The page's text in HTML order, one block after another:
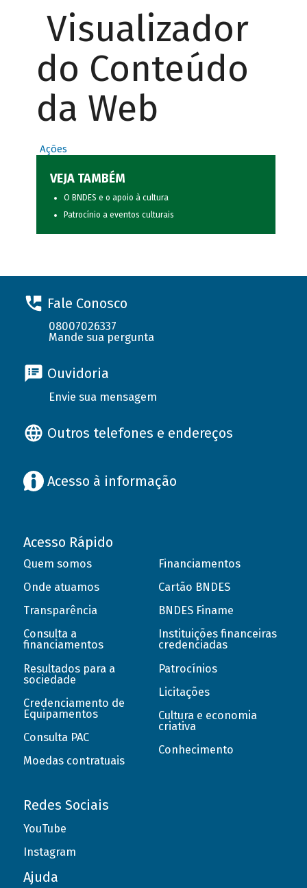
Visualizador
do Conteúdo
da Web
Ações
VEJA TAMBÉM
O BNDES e o apoio à cultura
Patrocínio a eventos culturais
Fale Conosco
08007026337
Mande sua pergunta
Ouvidoria
Envie sua mensagem
Outros telefones e endereços
Acesso à informação
Acesso Rápido
Quem somos
Onde atuamos
Transparência
Consulta a
financiamentos
Resultados para a
sociedade
Credenciamento de
Equipamentos
Consulta PAC
Moedas contratuais
Financiamentos
Cartão BNDES
BNDES Finame
Instituições financeiras
credenciadas
Patrocínios
Licitações
Cultura e economia
criativa
Conhecimento
Redes Sociais
YouTube
Instagram
Ajuda